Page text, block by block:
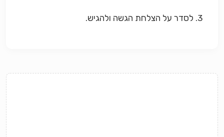
3. לסדר על הצלחת הגשה ולהגיש.